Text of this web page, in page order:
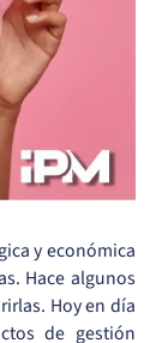
y económica
Hace algunos
Hoy en día
de gestión